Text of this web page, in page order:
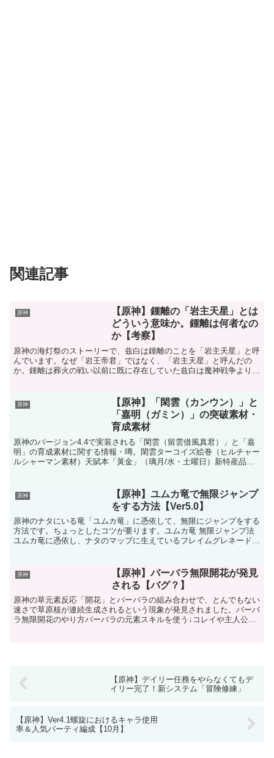
関連記事
原神
【原神】鍾離の「岩主天星」とは
どういう意味か。鍾離は何者なの
か【考察】
原神の海灯祭のストーリーで、兹白は鍾離のことを「岩主天星」と呼
んでいます。なぜ「岩王帝君」ではなく、「岩主天星」と呼んだの
か。鍾離は葬火の戦い以前に既に存在していた兹白は魔神戦争よりも
原神
【原神】「閑雲（カンウン）」と
「嘉明（ガミン）」の突破素材・
育成素材
原神のバージョン4.4で実装される「閑雲（留雲借風真君）」と「嘉
明」の育成素材に関する情報・噂。閑雲ターコイズ絵巻（ヒルチャー
ルシャーマン素材）天賦本「黃金」（璃月/水・土曜日）新特産品新
原神
【原神】ユムカ竜で無限ジャンプ
をする方法【Ver5.0】
原神のナタにいる竜「ユムカ竜」に憑依して、無限にジャンプをする
方法です。ちょっとしたコツが要ります。ユムカ竜 無限ジャンプ法
ユムカ竜に憑依し、ナタのマップに生えているフレイムグレネードの
原神
【原神】バーバラ無限開花が発見
される【バグ？】
原神の草元素反応「開花」とバーバラの組み合わせで、とんでもない
速さで草原核が連続生成されるという現象が発見されました。バーバ
ラ無限開花のやり方バーバラの元素スキルを使う↓コレイや主人公等
【原神】デイリー任務をやらなくてもデ
イリー完了！新システム「冒険修練」
【原神】Ver4.1螺旋におけるキャラ使用
率＆人気パーティ編成【10月】